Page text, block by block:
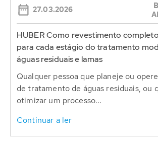
27.03.2026
HUBER Como revestimento
para cada estágio do tratamento
águas residuais e lamas
Qualquer pessoa que planeje ou
de tratamento de águas residuais, ou
otimizar um processo...
Continuar a ler